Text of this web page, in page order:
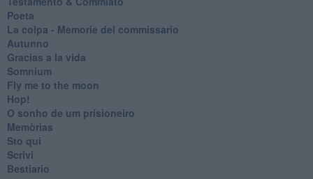
Poeta
​La colpa - Memorie del commissario
Autunno
Gracias a la vida
Somnium
Fly me to the moon
Hop!
O sonho de um prisioneiro
Memòrias
Sto qui
Scrivi
Bestiario